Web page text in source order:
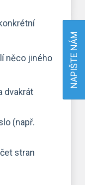
něco jiného
dvakrát
(např.
stran
NAPIŠTE NÁM